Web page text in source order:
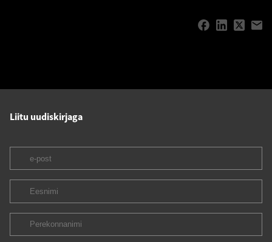
Liitu uudiskirjaga